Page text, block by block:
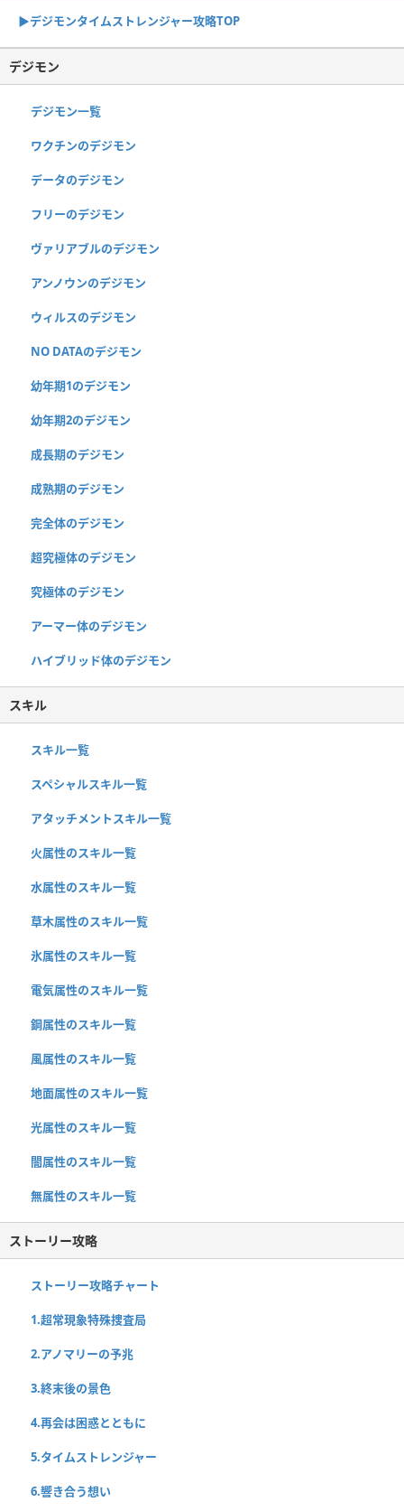
▶︎デジモンタイムストレンジャー攻略TOP
デジモン
デジモン一覧
ワクチンのデジモン
データのデジモン
フリーのデジモン
ヴァリアブルのデジモン
アンノウンのデジモン
ウィルスのデジモン
NO DATAのデジモン
幼年期1のデジモン
幼年期2のデジモン
成長期のデジモン
成熟期のデジモン
完全体のデジモン
超究極体のデジモン
究極体のデジモン
アーマー体のデジモン
ハイブリッド体のデジモン
スキル
スキル一覧
スペシャルスキル一覧
アタッチメントスキル一覧
火属性のスキル一覧
水属性のスキル一覧
草木属性のスキル一覧
氷属性のスキル一覧
電気属性のスキル一覧
鋼属性のスキル一覧
風属性のスキル一覧
地面属性のスキル一覧
光属性のスキル一覧
闇属性のスキル一覧
無属性のスキル一覧
ストーリー攻略
ストーリー攻略チャート
1.超常現象特殊捜査局
2.アノマリーの予兆
3.終末後の景色
4.再会は困惑とともに
5.タイムストレンジャー
6.響き合う想い